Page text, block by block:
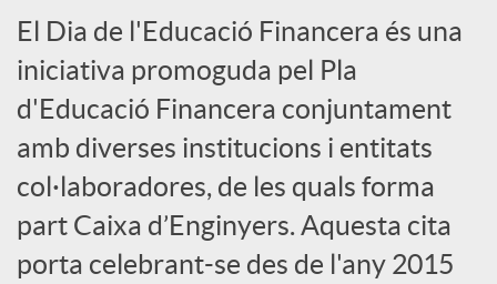
c
a
d
o
El Dia de l'Educació Financera és una
iniciativa promoguda pel Pla
d'Educació Financera conjuntament
amb diverses institucions i entitats
col·laboradores, de les quals forma
part Caixa d’Enginyers. Aquesta cita
porta celebrant-se des de l'any 2015